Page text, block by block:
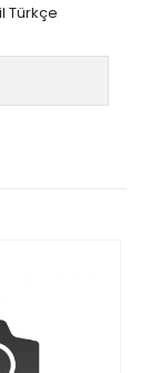
Türkçe